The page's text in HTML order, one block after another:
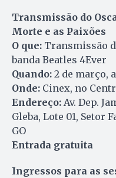
Transmissão do
Morte e as Paixões
O que: Transmissão
banda Beatles 4Ever
Quando: 2 de março,
Onde: Cinex, no
Endereço: Av. Dep.
Gleba, Lote 01, Setor
GO
Entrada gratuita
Ingressos para as